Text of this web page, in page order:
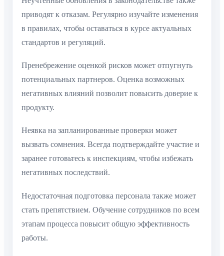
приводят к отказам. Регулярно изучайте изменения
в правилах, чтобы оставаться в курсе актуальных
стандартов и регуляций.
Пренебрежение оценкой рисков может отпугнуть
потенциальных партнеров. Оценка возможных
негативных влияний позволит повысить доверие к
продукту.
Неявка на запланированные проверки может
вызвать сомнения. Всегда подтверждайте участие и
заранее готовьтесь к инспекциям, чтобы избежать
негативных последствий.
Недостаточная подготовка персонала также может
стать препятствием. Обучение сотрудников по всем
этапам процесса повысит общую эффективность
работы.